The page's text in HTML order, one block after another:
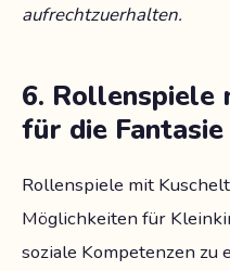
aufrechtzuerhalten.
6. Rollenspiele
für die Fantasie
Rollenspiele mit
Möglichkeiten für
soziale Kompetenzen